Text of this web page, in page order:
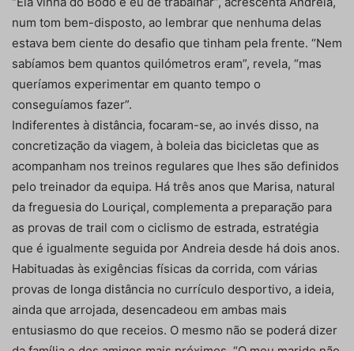
num tom bem-disposto, ao lembrar que nenhuma delas
estava bem ciente do desafio que tinham pela frente. “Nem
sabíamos bem quantos quilómetros eram”, revela, “mas
queríamos experimentar em quanto tempo o
conseguíamos fazer”.
Indiferentes à distância, focaram-se, ao invés disso, na
concretização da viagem, à boleia das bicicletas que as
acompanham nos treinos regulares que lhes são definidos
pelo treinador da equipa. Há três anos que Marisa, natural
da freguesia do Louriçal, complementa a preparação para
as provas de trail com o ciclismo de estrada, estratégia
que é igualmente seguida por Andreia desde há dois anos.
Habituadas às exigências físicas da corrida, com várias
provas de longa distância no currículo desportivo, a ideia,
ainda que arrojada, desencadeou em ambas mais
entusiasmo do que receios. O mesmo não se poderá dizer